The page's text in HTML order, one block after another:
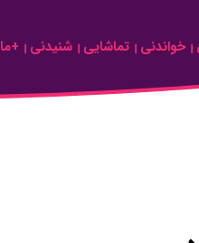
خواندنی تماشایی شنیدنی +ما